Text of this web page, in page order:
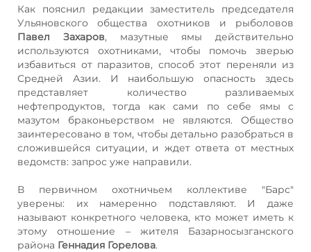
Как пояснил редакции заместитель председателя
Ульяновского общества охотников и рыболовов
Павел Захаров, мазутные ямы действительно
используются охотниками, чтобы помочь зверью
избавиться от паразитов, способ этот переняли из
Средней Азии. И наибольшую опасность здесь
представляет количество разливаемых
нефтепродуктов, тогда как сами по себе ямы с
мазутом браконьерством не являются. Общество
заинтересовано в том, чтобы детально разобраться в
сложившейся ситуации, и ждет ответа от местных
ведомств: запрос уже направили.
В первичном охотничьем коллективе "Барс"
уверены: их намеренно подставляют. И даже
называют конкретного человека, кто может иметь к
этому отношение – жителя Базарносызганского
района Геннадия Горелова.